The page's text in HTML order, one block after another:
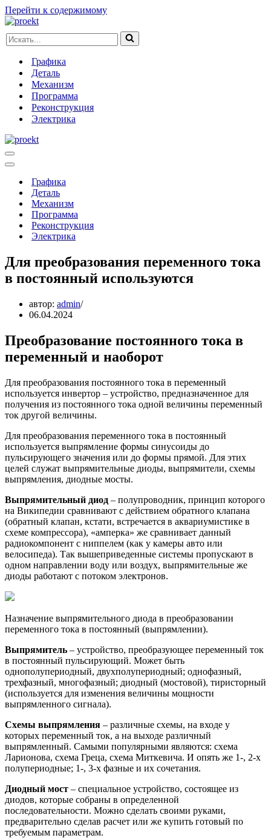
Перейти к содержимому
Искать...
Графика
Деталь
Механизм
Программа
Реконструкция
Электрика
Меню
навигации
Меню
навигацииГрафика
Деталь
Механизм
Программа
Реконструкция
Электрика
Для преобразования переменного тока
в постоянный используются
автор: admin
06.04.2024
Преобразование постоянного тока в
переменный и наоборот
Для преобразования постоянного тока в переменный
используется инвертор – устройство, предназначенное для
получения из постоянного тока одной величины переменный
ток другой величины.
Для преобразования переменного тока в постоянный
используется выпрямление формы синусоиды до
пульсирующего значения или до формы прямой. Для этих
целей служат выпрямительные диоды, выпрямители, схемы
выпрямления, диодные мосты.
Выпрямительный диод – полупроводник, принцип которого
на Википедии сравнивают с действием обратного клапана
(обратный клапан, кстати, встречается в аквариумистике в
схеме компрессора), «амперка» же сравнивает данный
радиокомпонент с ниппелем (как у камеры авто или
велосипеда). Так вышеприведенные системы пропускают в
одном направлении воду или воздух, выпрямительные же
диоды работают с потоком электронов.
Назначение выпрямительного диода в преобразовании
переменного тока в постоянный (выпрямлении).
Выпрямитель – устройство, преобразующее переменный ток
в постоянный пульсирующий. Может быть
однополупериодный, двухполупериодный; однофазный,
трехфазный, многофазный; диодный (мостовой), тиристорный
(используется для изменения величины мощности
выпрямленного сигнала).
Схемы выпрямления – различные схемы, на входе у
которых переменный ток, а на выходе различный
выпрямленный. Самыми популярными являются: схема
Ларионова, схема Греца, схема Миткевича. И опять же 1-, 2-х
полупериодные; 1-, 3-х фазные и их сочетания.
Диодный мост – специальное устройство, состоящее из
диодов, которые собраны в определенной
последовательности. Можно сделать своими руками,
предварительно сделав расчет или же купить готовый по
требуемым параметрам.